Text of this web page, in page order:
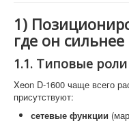
1)
где он сильнее
1.1. Типовые роли
Xeon D-1600 чаще всего
присутствуют:
сетевые функции